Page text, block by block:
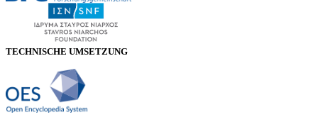
TECHNISCHE UMSETZUNG